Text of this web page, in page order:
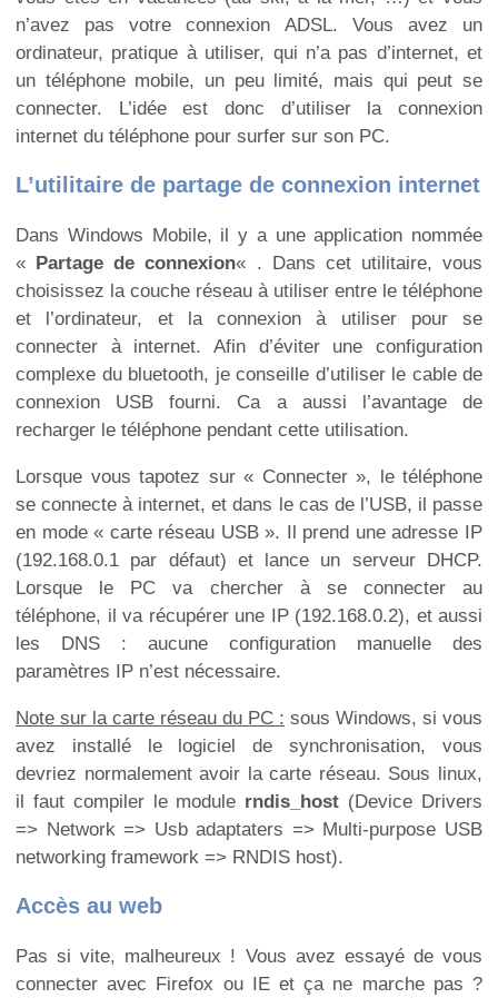
n’avez pas votre connexion ADSL. Vous avez un
ordinateur, pratique à utiliser, qui n’a pas d’internet, et
un téléphone mobile, un peu limité, mais qui peut se
connecter. L’idée est donc d’utiliser la connexion
internet du téléphone pour surfer sur son PC.
L’utilitaire de partage de connexion internet
Dans Windows Mobile, il y a une application nommée
« Partage de connexion« . Dans cet utilitaire, vous
choisissez la couche réseau à utiliser entre le téléphone
et l’ordinateur, et la connexion à utiliser pour se
connecter à internet. Afin d’éviter une configuration
complexe du bluetooth, je conseille d’utiliser le cable de
connexion USB fourni. Ca a aussi l’avantage de
recharger le téléphone pendant cette utilisation.
Lorsque vous tapotez sur « Connecter », le téléphone
se connecte à internet, et dans le cas de l’USB, il passe
en mode « carte réseau USB ». Il prend une adresse IP
(192.168.0.1 par défaut) et lance un serveur DHCP.
Lorsque le PC va chercher à se connecter au
téléphone, il va récupérer une IP (192.168.0.2), et aussi
les DNS : aucune configuration manuelle des
paramètres IP n’est nécessaire.
Note sur la carte réseau du PC : sous Windows, si vous
avez installé le logiciel de synchronisation, vous
devriez normalement avoir la carte réseau. Sous linux,
il faut compiler le module rndis_host (Device Drivers
=> Network => Usb adaptaters => Multi-purpose USB
networking framework => RNDIS host).
Accès au web
Pas si vite, malheureux ! Vous avez essayé de vous
connecter avec Firefox ou IE et ça ne marche pas ?